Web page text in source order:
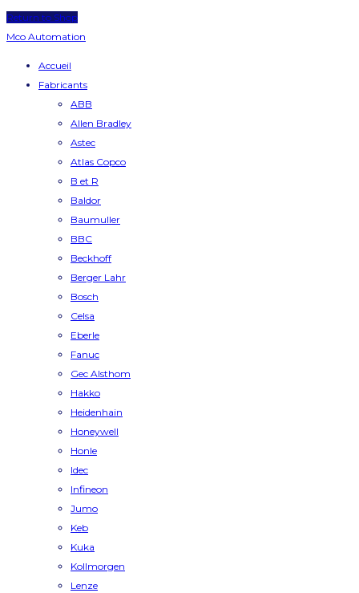
Return to Shop
Mco Automation
Accueil
Fabricants
ABB
Allen Bradley
Astec
Atlas Copco
B et R
Baldor
Baumuller
BBC
Beckhoff
Berger Lahr
Bosch
Celsa
Eberle
Fanuc
Gec Alsthom
Hakko
Heidenhain
Honeywell
Honle
Idec
Infineon
Jumo
Keb
Kuka
Kollmorgen
Lenze